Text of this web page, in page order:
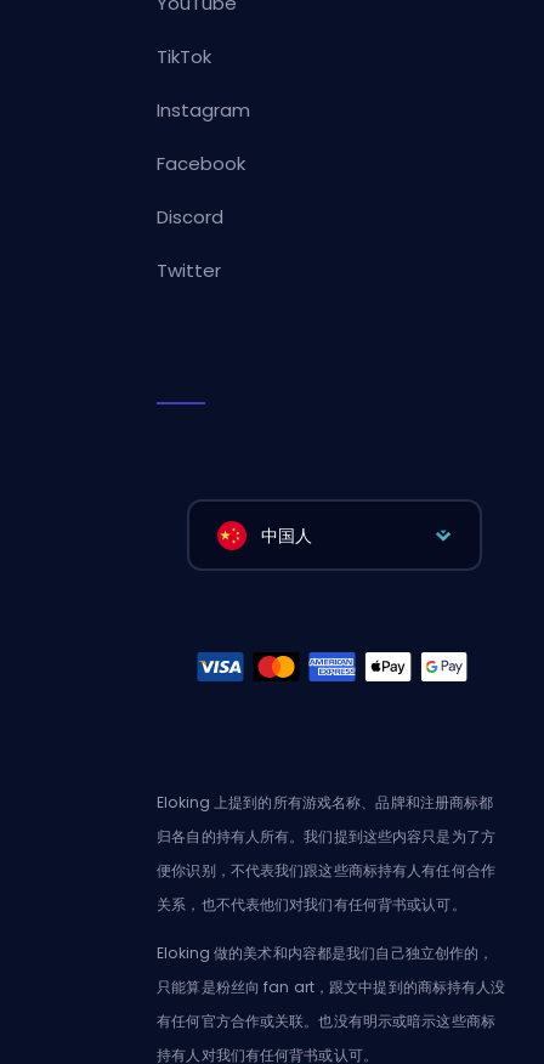
TikTok
Instagram
Facebook
Discord
Twitter
中国人
Eloking 上提到的所有游戏名称、品牌和注册商标都
归各自的持有人所有。我们提到这些内容只是为了方
便你识别，不代表我们跟这些商标持有人有任何合作
关系，也不代表他们对我们有任何背书或认可。
Eloking 做的美术和内容都是我们自己独立创作的，
只能算是粉丝向 fan art，跟文中提到的商标持有人没
有任何官方合作或关联。也没有明示或暗示这些商标
持有人对我们有任何背书或认可。